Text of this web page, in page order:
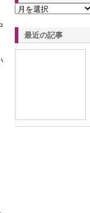
最近の記事